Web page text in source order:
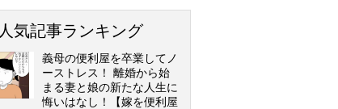
人気記事ランキング
義母の便利屋を卒業してノ
ーストレス！ 離婚から始
まる妻と娘の新たな人生に
悔いはなし！【嫁を便利屋